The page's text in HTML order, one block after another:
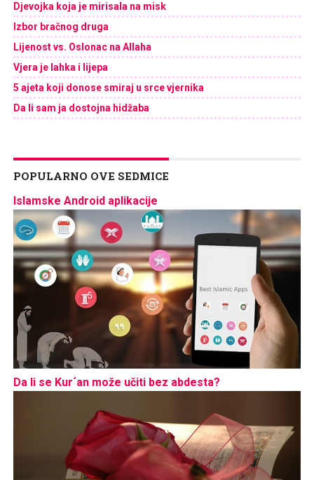
Djevojka koja je mirisala na misk
Izbor bračnog druga
Lijenost vs. Oslonac na Allaha
Vjera je lahka i lijepa
5 ajeta koji donose smiraj u srce vjernika
Da li sam ja dostojna hidžaba
POPULARNO OVE SEDMICE
Islamske Android aplikacije
Da li se Kur´an može učiti bez abdesta?